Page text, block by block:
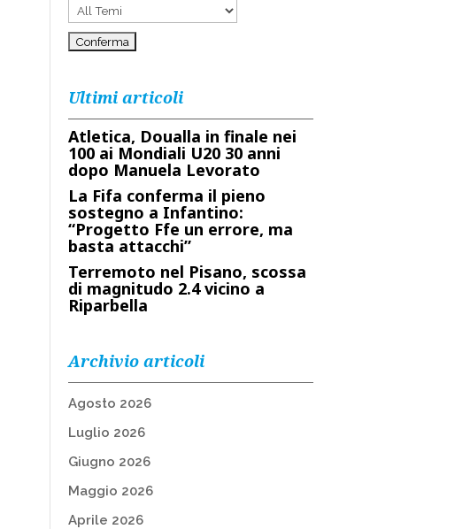
Ultimi articoli
Atletica, Doualla in finale nei
100 ai Mondiali U20 30 anni
dopo Manuela Levorato
La Fifa conferma il pieno
sostegno a Infantino:
“Progetto Ffe un errore, ma
basta attacchi”
Terremoto nel Pisano, scossa
di magnitudo 2.4 vicino a
Riparbella
Archivio articoli
Agosto 2026
Luglio 2026
Giugno 2026
Maggio 2026
Aprile 2026